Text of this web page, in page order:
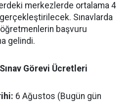
merkezlerde ortalama 4
Sınavlarda
başvuru
gelindi.
Görevi Ücretleri
6 Ağustos (Bugün gün